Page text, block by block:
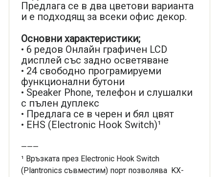
Предлага се в два цветови варианта
и е подходящ за всеки офис декор.
Основни характеристики;
• 6 редов Онлайн графичен LCD
дисплей със задно осветяване
• 24 свободно програмируеми
функционални бутони
• Speaker Phone, телефон и слушалки
с пълен дуплекс
• Предлага се в черен и бял цвят
• EHS (Electronic Hook Switch)¹
———
¹ Връзката през Electronic Hook Switch
(Plantronics съвместим) порт позволява KX-